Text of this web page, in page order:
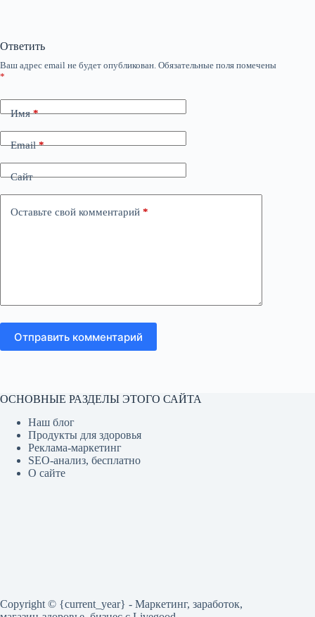
Ответить
Ваш адрес email не будет опубликован. Обязательные поля помечены
*
Имя*
Email*
Сайт
Оставьте свой комментарий *
Отправить комментарий
ОСНОВНЫЕ РАЗДЕЛЫ ЭТОГО САЙТА
Наш блог
Продукты для здоровья
Реклама-маркетинг
SEO-анализ, бесплатно
О сайте
Copyright © {current_year} - Маркетинг, заработок,